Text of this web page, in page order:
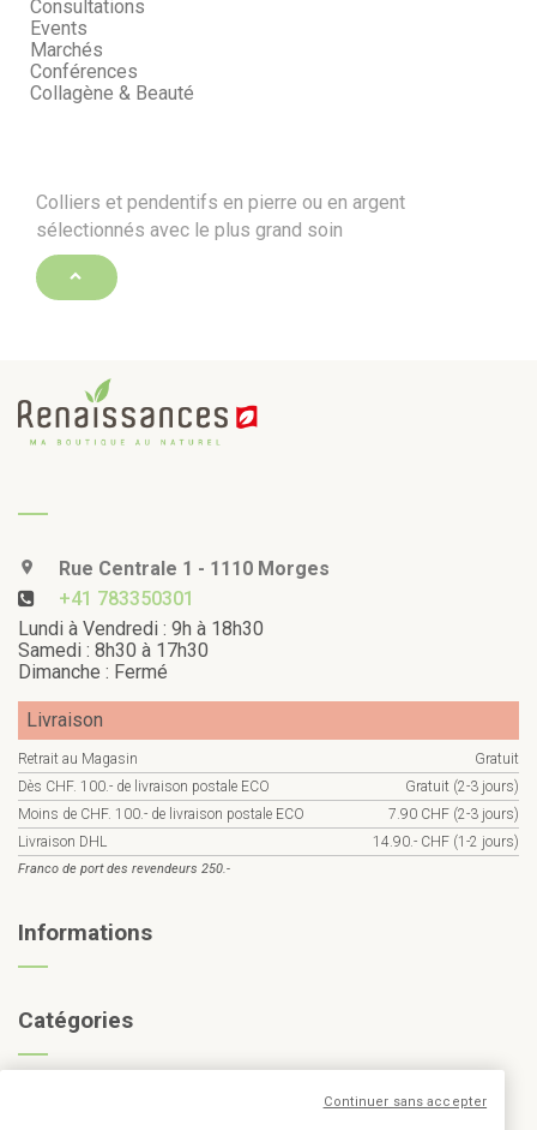
Consultations
Events
Marchés
Conférences
Collagène & Beauté
Colliers et pendentifs en pierre ou en argent
sélectionnés avec le plus grand soin
Rue Centrale 1 - 1110 Morges
+41 783350301
Lundi à Vendredi : 9h à 18h30
Samedi : 8h30 à 17h30
Dimanche : Fermé
Livraison
Retrait au Magasin
Gratuit
Dès CHF. 100.- de livraison postale ECO
Gratuit (2-3 jours)
Moins de CHF. 100.- de livraison postale ECO
7.90 CHF (2-3 jours)
Livraison DHL
14.90.- CHF (1-2 jours)
Franco de port des revendeurs 250.-
Informations
Catégories
Continuer sans accepter